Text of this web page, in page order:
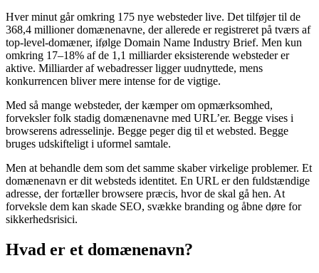
Hver minut går omkring 175 nye websteder live. Det tilføjer til de
368,4 millioner domænenavne, der allerede er registreret på tværs af
top-level-domæner, ifølge Domain Name Industry Brief. Men kun
omkring 17–18% af de 1,1 milliarder eksisterende websteder er
aktive. Milliarder af webadresser ligger uudnyttede, mens
konkurrencen bliver mere intense for de vigtige.
Med så mange websteder, der kæmper om opmærksomhed,
forveksler folk stadig domænenavne med URL’er. Begge vises i
browserens adresselinje. Begge peger dig til et websted. Begge
bruges udskifteligt i uformel samtale.
Men at behandle dem som det samme skaber virkelige problemer. Et
domænenavn er dit websteds identitet. En URL er den fuldstændige
adresse, der fortæller browsere præcis, hvor de skal gå hen. At
forveksle dem kan skade SEO, svække branding og åbne døre for
sikkerhedsrisici.
Hvad er et domænenavn?